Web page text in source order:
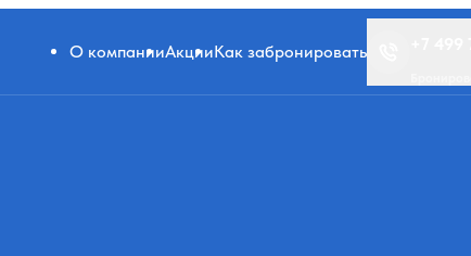
О компанииАкцииКак забронировать